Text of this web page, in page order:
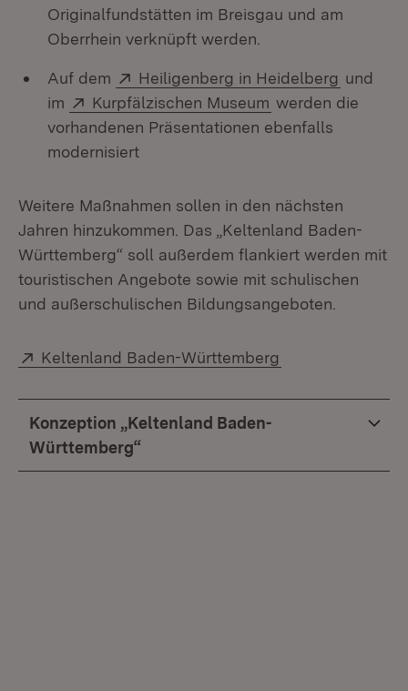
Originalfundstätten im Breisgau und am
Oberrhein verknüpft werden.
Auf dem Extern:
Heiligenberg in Heidelberg (Öffnet
und
im
Extern:
Kurpfälzischen Museum (Öffnet in neuem
werden die
vorhandenen Präsentationen ebenfalls
modernisiert
Weitere Maßnahmen sollen in den nächsten
Jahren hinzukommen. Das „Keltenland Baden-
Württemberg“ soll außerdem flankiert werden mit
touristischen Angebote sowie mit schulischen
und außerschulischen Bildungsangeboten.
Extern:
Keltenland Baden-Württemberg
Konzeption „Keltenland Baden-
Württemberg“